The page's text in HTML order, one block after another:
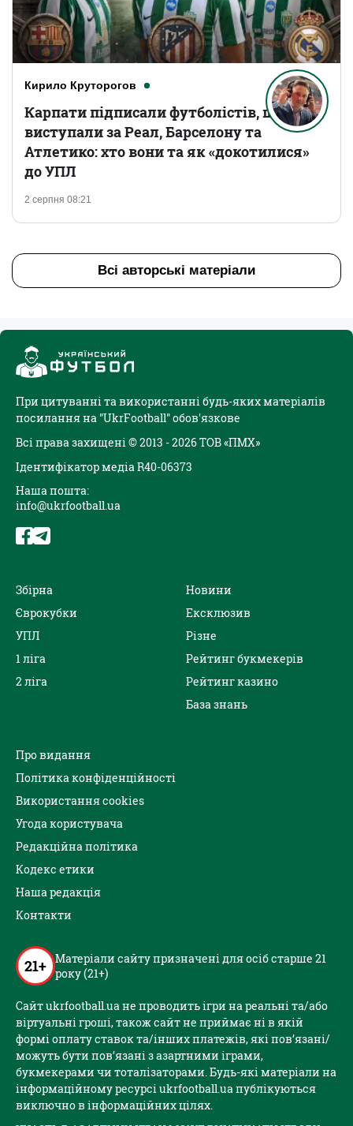
Кирило Круторогов
2 серпня 08:21
Карпати підписали футболістів, що
виступали за Реал, Барселону та
Атлетико: хто вони та як «докотилися»
до УПЛ
Всі авторські матеріали
При цитуванні та використанні будь-яких матеріалів
посилання на "UkrFootball" обов'язкове
Всі права захищені © 2013 - 2026 ТОВ «ПМХ»
Ідентифікатор медіа R40-06373
Наша пошта:
info@ukrfootball.ua
Збірна
Єврокубки
УПЛ
1 ліга
2 ліга
Новини
Ексклюзив
Різне
Рейтинг букмекерів
Рейтинг казино
База знань
Про видання
Політика конфіденційності
Використання cookies
Угода користувача
Редакційна політика
Кодекс етики
Наша редакція
Контакти
21+ Матеріали сайту призначені для осіб старше 21
року (21+)
Сайт ukrfootball.ua не проводить ігри на реальні та/або
віртуальні гроші, також сайт не приймає ні в якій
формі оплату ставок та/інших платежів, які пов’язані/
можуть бути пов’язані з азартними іграми,
букмекерами чи тоталізаторами. Будь-які матеріали на
інформаційному ресурсі ukrfootball.ua публікуються
виключно в інформаційних цілях.